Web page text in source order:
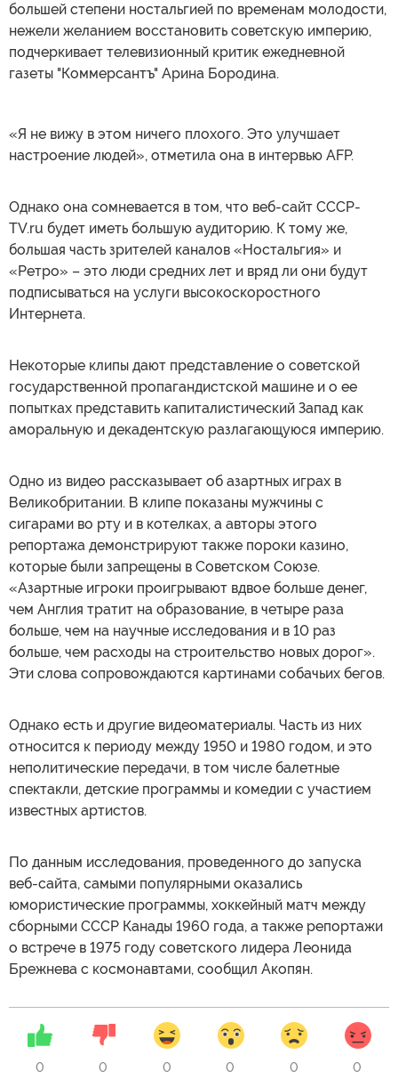
большей степени ностальгией по временам молодости,
нежели желанием восстановить советскую империю,
подчеркивает телевизионный критик ежедневной
газеты "Коммерсантъ" Арина Бородина.
«Я не вижу в этом ничего плохого. Это улучшает
настроение людей», отметила она в интервью AFP.
Однако она сомневается в том, что веб-сайт CCCP-
TV.ru будет иметь большую аудиторию. К тому же,
большая часть зрителей каналов «Ностальгия» и
«Ретро» – это люди средних лет и вряд ли они будут
подписываться на услуги высокоскоростного
Интернета.
Некоторые клипы дают представление о советской
государственной пропагандистской машине и о ее
попытках представить капиталистический Запад как
аморальную и декадентскую разлагающуюся империю.
Одно из видео рассказывает об азартных играх в
Великобритании. В клипе показаны мужчины с
сигарами во рту и в котелках, а авторы этого
репортажа демонстрируют также пороки казино,
которые были запрещены в Советском Союзе.
«Азартные игроки проигрывают вдвое больше денег,
чем Англия тратит на образование, в четыре раза
больше, чем на научные исследования и в 10 раз
больше, чем расходы на строительство новых дорог».
Эти слова сопровождаются картинами собачьих бегов.
Однако есть и другие видеоматериалы. Часть из них
относится к периоду между 1950 и 1980 годом, и это
неполитические передачи, в том числе балетные
спектакли, детские программы и комедии с участием
известных артистов.
По данным исследования, проведенного до запуска
веб-сайта, самыми популярными оказались
юмористические программы, хоккейный матч между
сборными СССР Канады 1960 года, а также репортажи
о встрече в 1975 году советского лидера Леонида
Брежнева с космонавтами, сообщил Акопян.
0 0 0 0 0 0